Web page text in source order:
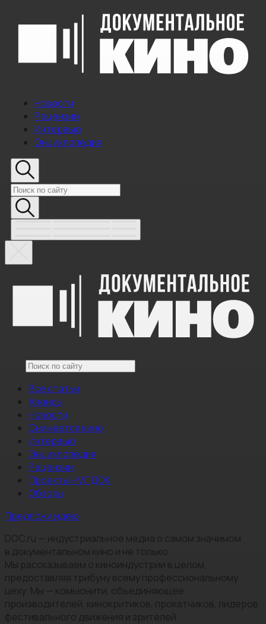
Новости
Рецензии
Интервью
Энциклопедия
Все статьи
Анонсы
Новости
Снимается кино
Интервью
Энциклопедия
Рецензии
Проекты НМГ ДОК
Обзоры
Предложи идею
DOC.ru — индустриальное медиа о самом значимом
в документальном кино и не только.
Мы рассказываем о киноиндустрии в целом,
предоставляя трибуну всему профессиональному
цеху. Мы — комьюнити, объединяющее
производителей, кинокритиков, прокатчиков, лидеров
фестивального движения и зрителей.